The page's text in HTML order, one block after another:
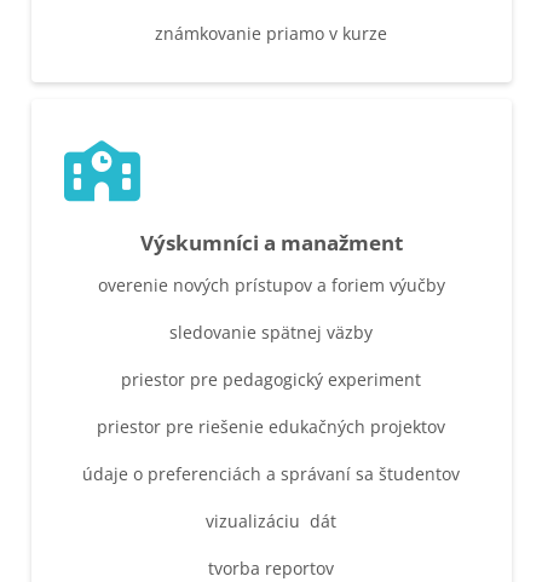
známkovanie priamo v kurze
Výskumníci a manažment
overenie nových prístupov a foriem výučby
sledovanie spätnej väzby
priestor pre pedagogický experiment
priestor pre riešenie edukačných projektov
údaje o preferenciách a správaní sa študentov
vizualizáciu dát
tvorba reportov